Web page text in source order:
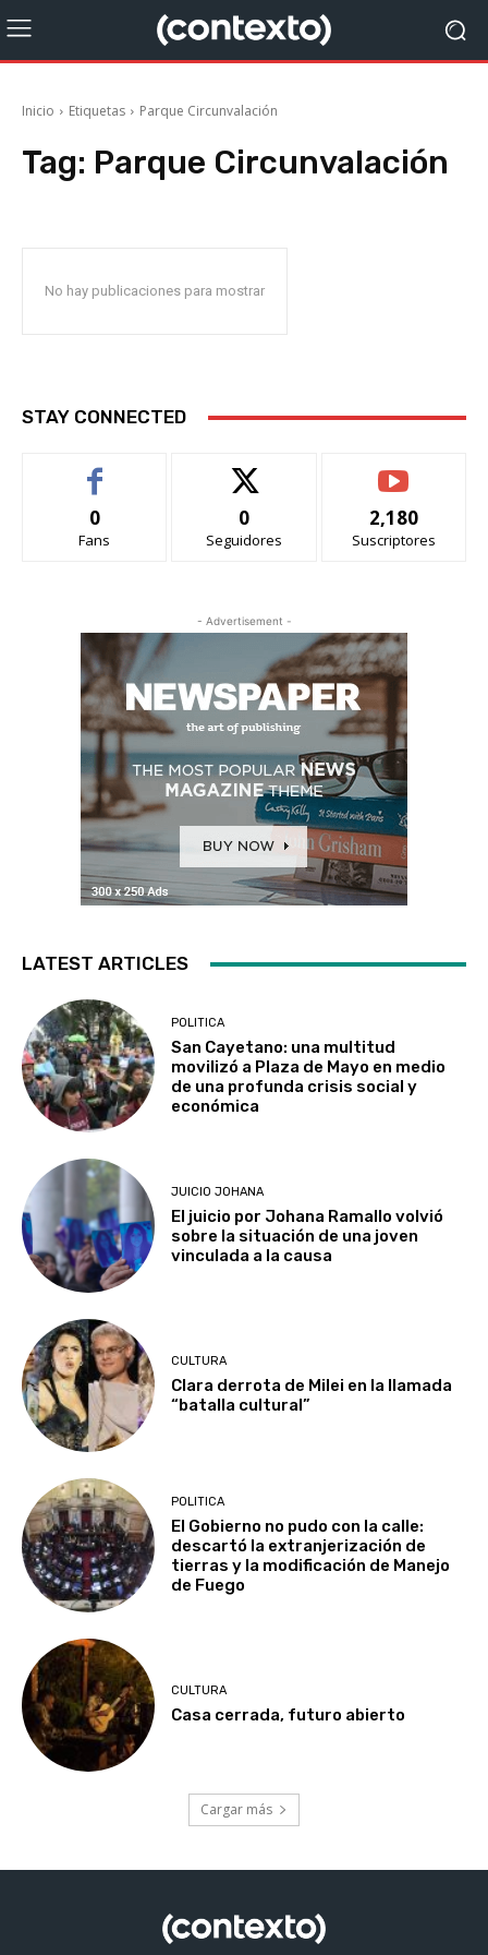
Inicio Etiquetas Parque Circunvalación
Tag: Parque Circunvalación
No hay publicaciones para mostrar
STAY CONNECTED
0
Fans
0
Seguidores
2,180
Suscriptores
- Advertisement -
LATEST ARTICLES
POLITICA
San Cayetano: una multitud
movilizó a Plaza de Mayo en medio
de una profunda crisis social y
económica
JUICIO JOHANA
El juicio por Johana Ramallo volvió
sobre la situación de una joven
vinculada a la causa
CULTURA
Clara derrota de Milei en la llamada
“batalla cultural”
POLITICA
El Gobierno no pudo con la calle:
descartó la extranjerización de
tierras y la modificación de Manejo
de Fuego
CULTURA
Casa cerrada, futuro abierto
Cargar más